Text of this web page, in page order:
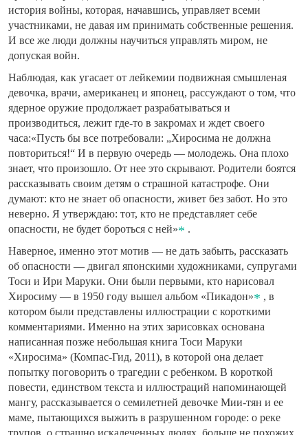
история войны, которая, начавшись, управляет всеми
участниками, не давая им принимать собственные решения.
И все же люди должны научиться управлять миром, не
допуская войн.
Наблюдая, как угасает от лейкемии подвижная смышленая
девочка, врачи, американец и японец, рассуждают о том, что
ядерное оружие продолжает разрабатываться и
производиться, лежит где-то в закромах и ждет своего
часа:«Пусть бы все потребовали: „Хиросима не должна
повториться!“ И в первую очередь — молодежь. Она плохо
знает, что произошло. От нее это скрывают. Родители боятся
рассказывать своим детям о страшной катастрофе. Они
думают: кто не знает об опасности, живет без забот. Но это
неверно. Я утверждаю: тот, кто не представляет себе
опасности, не будет бороться с ней»
.
Наверное, именно этот мотив — не дать забыть, рассказать
об опасности — двигал японскими художниками, супругами
Тоси и Ири Маруки. Они были первыми, кто нарисовал
Хиросиму — в 1950 году вышел альбом «Пикадон»
, в
котором были представлены иллюстрации с короткими
комментариями. Именно на этих зарисовках основана
написанная позже небольшая книга Тоси Маруки
«Хиросима» (Компас-Гид, 2011), в которой она делает
попытку поговорить о трагедии с ребенком. В короткой
повести, единством текста и иллюстраций напоминающей
мангу, рассказывается о семилетней девочке Мии-тян и ее
маме, пытающихся выжить в разрушенном городе: о реке